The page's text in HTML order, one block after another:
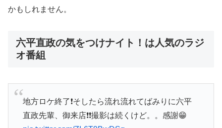
かもしれません。
六平直政の気をつけナイト！は人気のラジ
オ番組
地方ロケ終了❗️そしたら流れ流れてばみりに六平
直政先輩、御来店❗️❗️撮影は続くけど。。感謝😁